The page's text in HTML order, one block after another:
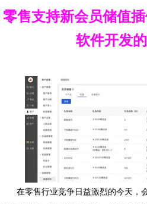
零售支持新会员储值
软件开发
在零售行业竞争日益激烈的今天，